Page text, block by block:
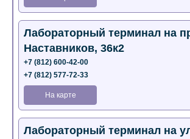
Лабораторный терминал на
Наставников, 36к2
+7 (812) 600-42-00
+7 (812) 577-72-33
На карте
Лабораторный терминал на